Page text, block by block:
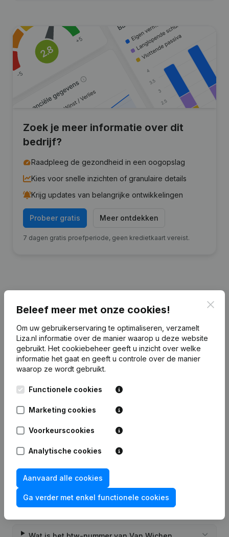
Zoek je meer informatie over dit
bedrijf?
Raadpleeg de gezondheid in een oogopslag
Kies voor snelle inzichten of granulaire details
Krijg updates van belangrijke ontwikkelingen
Probeer gratis Meer ontdekken
7 dagen gratis proefperiode, geen kredietkaart vereist.
Beheer
2024 2023 2022
Eigen
1.311.501
Wat is het KVK-nummer van Van Wichen
Beleef meer met onze cookies!
Om uw gebruikerservaring te optimaliseren, verzamelt
Liza.nl informatie over de manier waarop u deze website
gebruikt. Het cookiebeheer geeft u inzicht over welke
informatie het gaat en geeft u controle over de manier
waarop ze wordt gebruikt.
Functionele cookies
Marketing cookies
Voorkeurscookies
Analytische cookies
Aanvaard alle cookies
Ga verder met enkel functionele cookies